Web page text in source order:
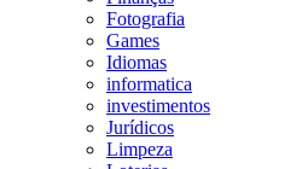
Fotografia
Games
Idiomas
informatica
investimentos
Jurídicos
Limpeza